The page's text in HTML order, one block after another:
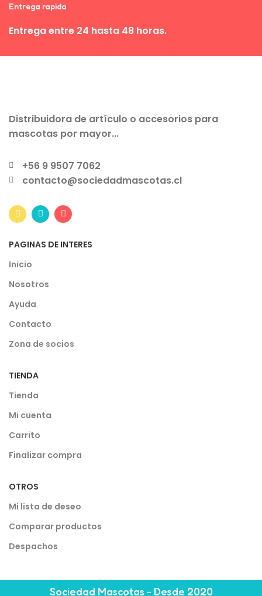
Entrega rapida
Entrega entre 24 hasta 48 horas.
Distribuidora de artículo o accesorios para
mascotas por mayor...
+56 9 9507 7062
contacto@sociedadmascotas.cl
PAGINAS DE INTERES
Inicio
Nosotros
Ayuda
Contacto
Zona de socios
TIENDA
Tienda
Mi cuenta
Carrito
Finalizar compra
OTROS
Mi lista de deseo
Comparar productos
Despachos
Sociedad Mascotas - Desde 2020